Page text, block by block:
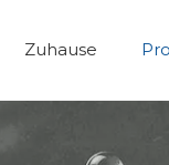
Zuhause